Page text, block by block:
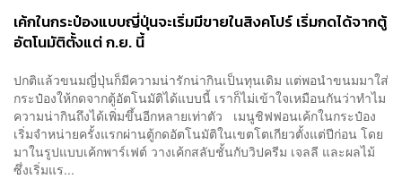
เค้กในกระป๋องแบบญี่ปุ่นจะเริ่มมีขายในสิงคโปร์ เริ่มกดได้จากตู้
อัตโนมัติตั้งแต่ ก.ย. นี้
ปกติแล้วขนมญี่ปุ่นก็มีความน่ารักน่ากินเป็นทุนเดิม แต่พอนำขนมมาใส่
กระป๋องให้กดจากตู้อัตโนมัติได้แบบนี้ เราก็ไม่เข้าใจเหมือนกันว่าทำไม
ความน่ากินถึงได้เพิ่มขึ้นอีกหลายเท่าตัว เมนูชิฟฟอนเค้กในกระป๋อง
เริ่มจำหน่ายครั้งแรกผ่านตู้กดอัตโนมัติในเขตโตเกียวตั้งแต่ปีก่อน โดย
มาในรูปแบบเค้กพาร์เฟต์ วางเค้กสลับชั้นกับวิปครีม เจลลี และผลไม้
ซึ่งเริ่มแร...